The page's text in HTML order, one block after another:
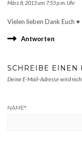
März 8, 2013 um 7:53 p.m. Uhr
Vielen lieben Dank Euch ♥
Antworten
SCHREIBE EINEN
Deine E-Mail-Adresse wird
NAME*